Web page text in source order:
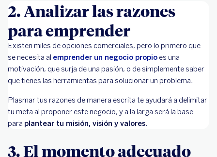
2. Analizar las razones
para emprender
Existen miles de opciones comerciales, pero lo primero que
se necesita al emprender un negocio propio es una
motivación, que surja de una pasión, o de simplemente saber
que tienes las herramientas para solucionar un problema.
Plasmar tus razones de manera escrita te ayudará a delimitar
tu meta al proponer este negocio, y a la larga será la base
para plantear tu misión, visión y valores.
3. El momento adecuado